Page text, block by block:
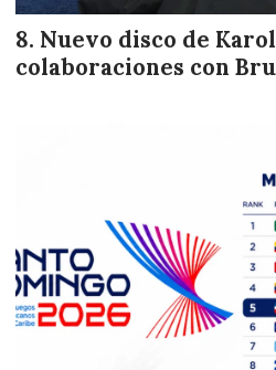
Nuevo disco de
colaboraciones con